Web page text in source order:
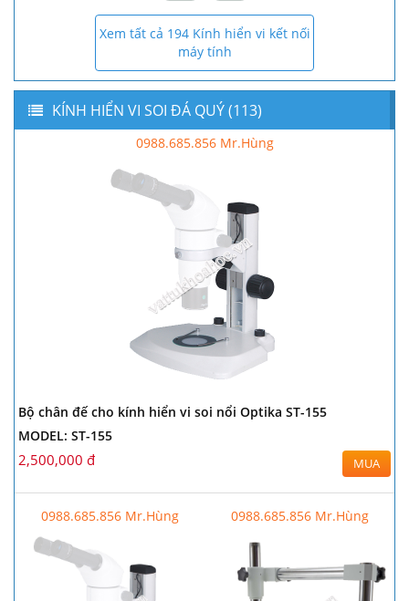
Xem tất cả 194 Kính hiển vi kết nối
máy tính
KÍNH HIỂN VI SOI ĐÁ QUÝ (113)
0988.685.856 Mr.Hùng
Bộ chân đế cho kính hiển vi soi nổi Optika ST-155
MODEL: ST-155
2,500,000 đ MUA
0988.685.856 Mr.Hùng 0988.685.856 Mr.Hùng